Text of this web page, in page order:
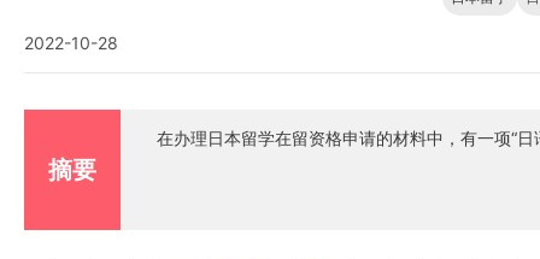
2022-10-28
摘要
在办理日本留学在留资格申请的材料中，有一项“